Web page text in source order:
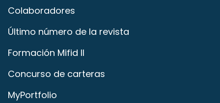
Colaboradores
Último número de la revista
Formación Mifid II
Concurso de carteras
MyPortfolio